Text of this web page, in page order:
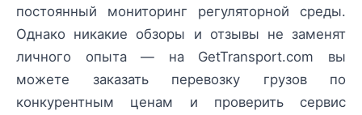
постоянный мониторинг регуляторной среды.
Однако никакие обзоры и отзывы не заменят
личного опыта — на GetTransport.com вы
можете заказать перевозку грузов по
конкурентным ценам и проверить сервис